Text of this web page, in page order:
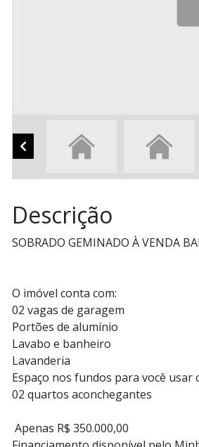
Descrição
SOBRADO GEMINADO À VENDA
O imóvel conta com:
02 vagas de garagem
Portões de alumínio
Lavabo e banheiro
Lavanderia
Espaço nos fundos para você usar
02 quartos aconchegantes
Apenas R$ 350.000,00